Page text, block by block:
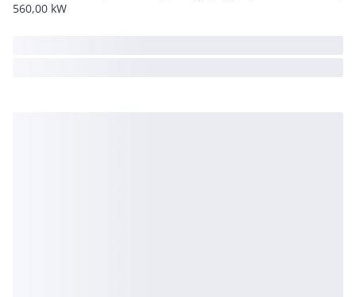
560,00 kW